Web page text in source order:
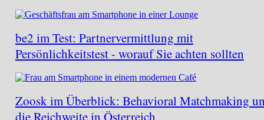
be2 im Test: Partnervermittlung mit
Persönlichkeitstest - worauf Sie achten sollten
Zoosk im Überblick: Behavioral Matchmaking
die Reichweite in Österreich